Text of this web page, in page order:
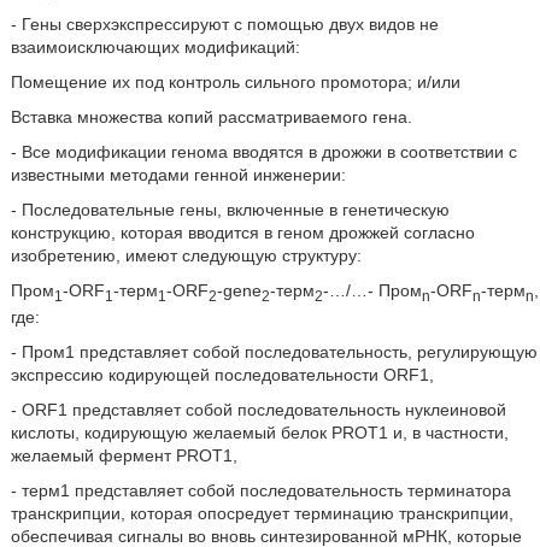
- Гены сверхэкспрессируют с помощью двух видов не
взаимоисключающих модификаций:
Помещение их под контроль сильного промотора; и/или
Вставка множества копий рассматриваемого гена.
- Все модификации генома вводятся в дрожжи в соответствии с
известными методами генной инженерии:
- Последовательные гены, включенные в генетическую
конструкцию, которая вводится в геном дрожжей согласно
изобретению, имеют следующую структуру:
Пром1 -ORF1 -терм1 -ORF2-gene2-терм2-…/…- Промn-ORFn-термn
где:
- Пром1 представляет собой последовательность, регулирующую
экспрессию кодирующей последовательности ORF1,
- ORF1 представляет собой последовательность нуклеиновой
кислоты, кодирующую желаемый белок PROT1 и, в частности,
желаемый фермент PROT1,
- терм1 представляет собой последовательность терминатора
транскрипции, которая опосредует терминацию транскрипции,
обеспечивая сигналы во вновь синтезированной мРНК, которые